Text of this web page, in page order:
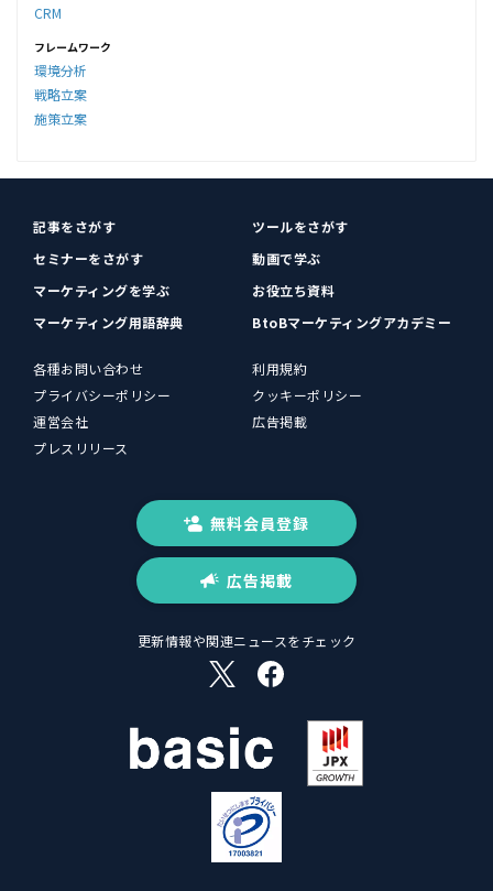
CRM
フレームワーク
環境分析
戦略立案
施策立案
記事をさがす
ツールをさがす
セミナーをさがす
動画で学ぶ
マーケティングを学ぶ
お役立ち資料
マーケティング用語辞典
BtoBマーケティングアカデミー
各種お問い合わせ
利用規約
プライバシーポリシー
クッキーポリシー
運営会社
広告掲載
プレスリリース
無料会員登録
広告掲載
更新情報や関連ニュースをチェック